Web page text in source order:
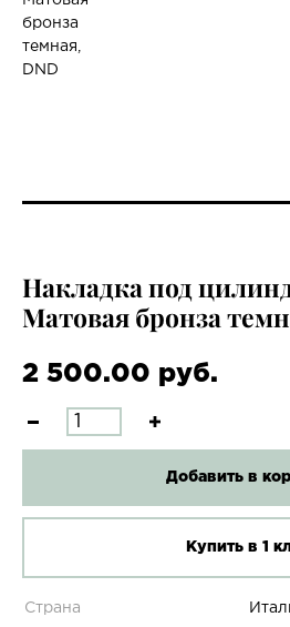
Накладка под
Матовая бронза
2 500.00 руб.
Добавить в
Купить в 1
Страна